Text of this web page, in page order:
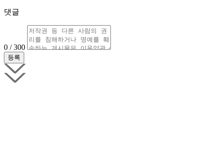
댓글
0 / 300